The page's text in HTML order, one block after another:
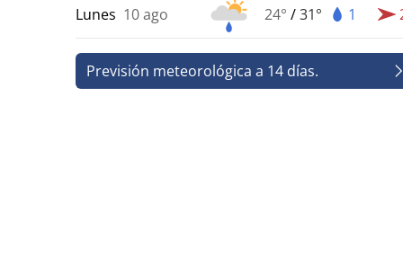
Lunes 10 ago 24° /31° 1
Previsión meteorológica a 14 días.